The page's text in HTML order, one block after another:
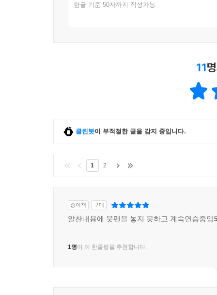
한글 기준 50자까지 작성가능
11
클린봇이 부적절한 글을 감지 중입니다.
1 2
종이책 구매
알찬내용에 붓펜을 놓지 못하고 계속연습중임
1명이 이 한줄평을 추천합니다.